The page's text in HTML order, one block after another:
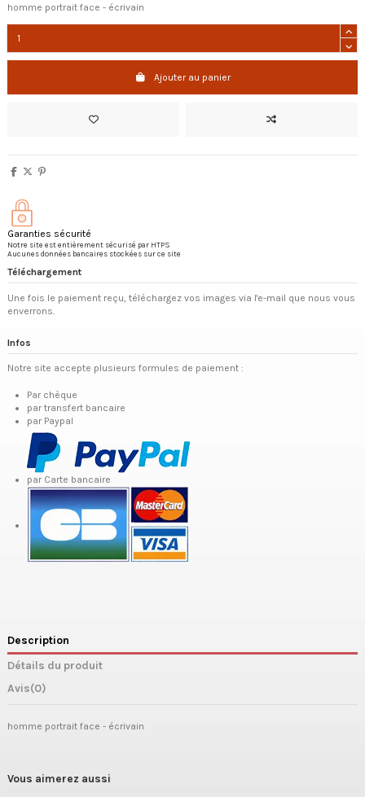
homme portrait face - écrivain
Ajouter au panier
Garanties sécurité
Notre site est entièrement sécurisé par HTPS
Aucunes données bancaires stockées sur ce site
Téléchargement
Une fois le paiement reçu, téléchargez vos images via l'e-mail que nous vous
enverrons.
Infos
Notre site accepte plusieurs formules de paiement :
Par chèque
par transfert bancaire
par Paypal
par Carte bancaire
Description
Détails du produit
Avis(0)
homme portrait face - écrivain
Vous aimerez aussi